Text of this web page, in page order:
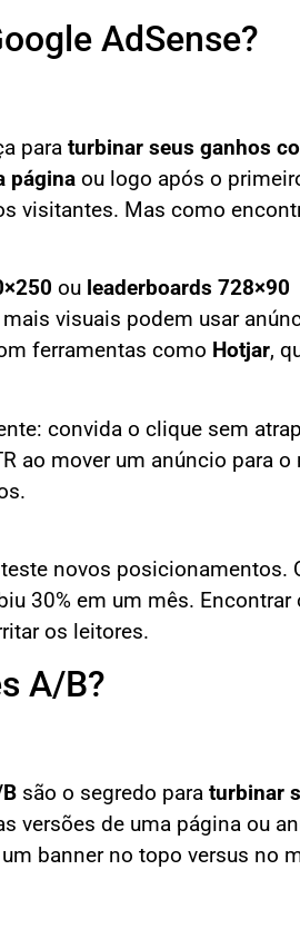
AdSense?
para turbinar seus ganhos
página ou logo após o
visitantes. Mas como
ou leaderboards 728×90
visuais podem usar
ferramentas como Hotjar,
convida o clique sem
ao mover um anúncio para o
novos posicionamentos.
30% em um mês. Encontrar
os leitores.
A/B?
são o segredo para turbinar
versões de uma página ou
banner no topo versus no